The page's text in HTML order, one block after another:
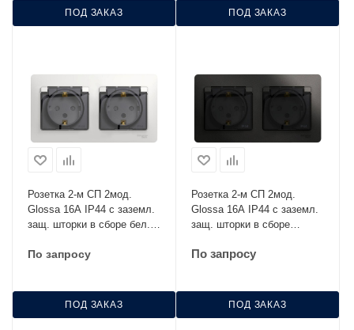
ПОД ЗАКАЗ ПОД ЗАКАЗ
Розетка 2-м СП 2мод.
Glossa 16А IP44 с заземл.
защ. шторки в сборе бел.
По запросу
ПОД ЗАКАЗ
Розетка 2-м СП 2мод.
Glossa 16А IP44 с заземл.
защ. шторки в сборе
По запросу
ПОД ЗАКАЗ